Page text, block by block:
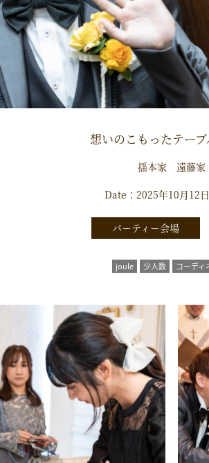
想いのこもったテー
揺本家 遠藤家
Date：2025年10月12日
パーティー会場
joule 少人数 コーディ